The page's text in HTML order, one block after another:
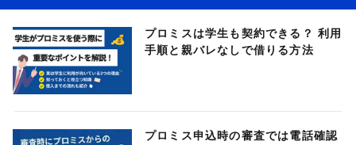
プロミスは学生も契約できる？ 利用
手順と親バレなしで借りる方法
プロミス申込時の審査では電話確認